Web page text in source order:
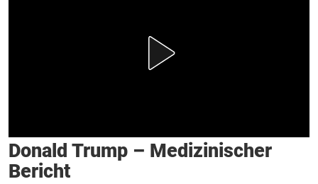
Donald Trump – Medizinischer
Bericht